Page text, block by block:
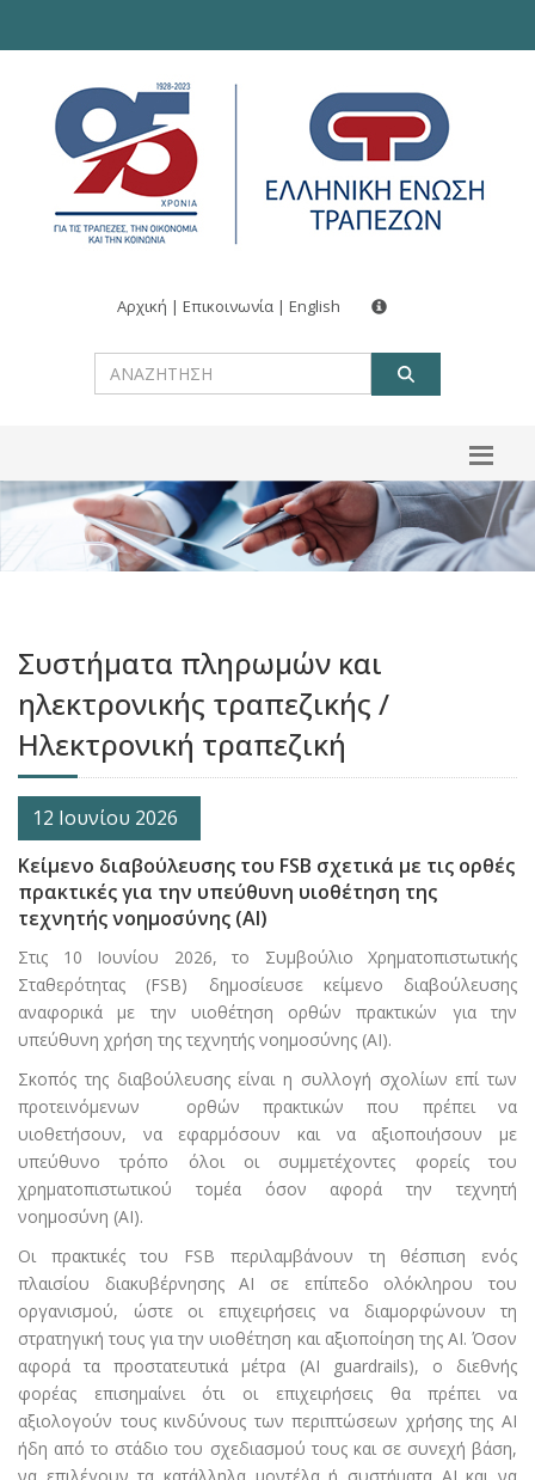
Αρχική | Επικοινωνία | English
Συστήματα πληρωμών και
ηλεκτρονικής τραπεζικής /
Ηλεκτρονική τραπεζική
12 Ιουνίου 2026
Κείμενο διαβούλευσης του FSB σχετικά με τις ορθές
πρακτικές για την υπεύθυνη υιοθέτηση της
τεχνητής νοημοσύνης (AI)
Στις 10 Ιουνίου 2026, το Συμβούλιο Χρηματοπιστωτικής
Σταθερότητας (FSB) δημοσίευσε κείμενο διαβούλευσης
αναφορικά με την υιοθέτηση ορθών πρακτικών για την
υπεύθυνη χρήση της τεχνητής νοημοσύνης (AI).
Σκοπός της διαβούλευσης είναι η συλλογή σχολίων επί των
προτεινόμενων ορθών πρακτικών που πρέπει να
υιοθετήσουν, να εφαρμόσουν και να αξιοποιήσουν με
υπεύθυνο τρόπο όλοι οι συμμετέχοντες φορείς του
χρηματοπιστωτικού τομέα όσον αφορά την τεχνητή
νοημοσύνη (AI).
Οι πρακτικές του FSB περιλαμβάνουν τη θέσπιση ενός
πλαισίου διακυβέρνησης ΑΙ σε επίπεδο ολόκληρου του
οργανισμού, ώστε οι επιχειρήσεις να διαμορφώνουν τη
στρατηγική τους για την υιοθέτηση και αξιοποίηση της AI. Όσον
αφορά τα προστατευτικά μέτρα (AI guardrails), ο διεθνής
φορέας επισημαίνει ότι οι επιχειρήσεις θα πρέπει να
αξιολογούν τους κινδύνους των περιπτώσεων χρήσης της AI
ήδη από το στάδιο του σχεδιασμού τους και σε συνεχή βάση,